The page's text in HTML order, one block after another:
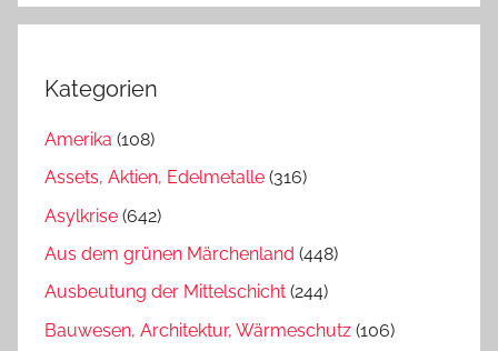
Kategorien
Amerika (108)
Assets, Aktien, Edelmetalle (316)
Asylkrise (642)
Aus dem grünen Märchenland (448)
Ausbeutung der Mittelschicht (244)
Bauwesen, Architektur, Wärmeschutz (106)